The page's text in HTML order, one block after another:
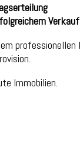
Verkauf
Immobilien.